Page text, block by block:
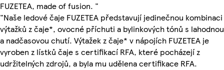
FUZETEA, made of fusion. "
"Naše ledové čaje FUZETEA představují jedinečnou kombinaci
výtažků z čaje*, ovocné příchuti a bylinkových tónů s lahodnou
a nadčasovou chutí. Výtažek z čaje* v nápojích FUZETEA je
vyroben z lístků čaje s certifikací RFA, které pocházejí z
udržitelných zdrojů, a byla mu udělena certifikace RFA.